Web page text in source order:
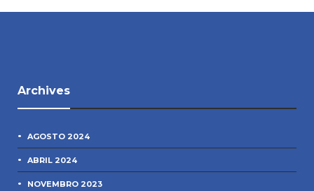
Archives
AGOSTO 2024
ABRIL 2024
NOVEMBRO 2023